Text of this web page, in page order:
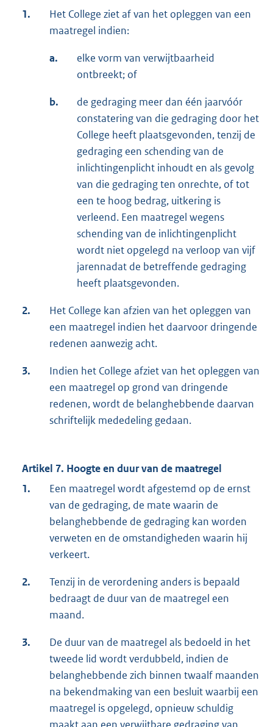
1.
Het College ziet af van het opleggen van een
maatregel indien:
a.
elke vorm van verwijtbaarheid
ontbreekt; of
b.
de gedraging meer dan één jaarvóór
constatering van die gedraging door het
College heeft plaatsgevonden, tenzij de
gedraging een schending van de
inlichtingenplicht inhoudt en als gevolg
van die gedraging ten onrechte, of tot
een te hoog bedrag, uitkering is
verleend. Een maatregel wegens
schending van de inlichtingenplicht
wordt niet opgelegd na verloop van vijf
jarennadat de betreffende gedraging
heeft plaatsgevonden.
2.
Het College kan afzien van het opleggen van
een maatregel indien het daarvoor dringende
redenen aanwezig acht.
3.
Indien het College afziet van het opleggen van
een maatregel op grond van dringende
redenen, wordt de belanghebbende daarvan
schriftelijk mededeling gedaan.
Artikel 7. Hoogte en duur van de maatregel
1.
Een maatregel wordt afgestemd op de ernst
van de gedraging, de mate waarin de
belanghebbende de gedraging kan worden
verweten en de omstandigheden waarin hij
verkeert.
2.
Tenzij in de verordening anders is bepaald
bedraagt de duur van de maatregel een
maand.
3.
De duur van de maatregel als bedoeld in het
tweede lid wordt verdubbeld, indien de
belanghebbende zich binnen twaalf maanden
na bekendmaking van een besluit waarbij een
maatregel is opgelegd, opnieuw schuldig